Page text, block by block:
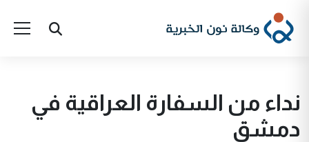
نداء من السفارة العراقية في
دمشق